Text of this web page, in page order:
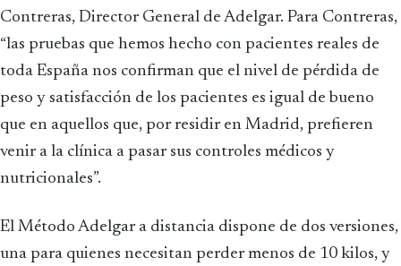
Contreras, Director General de Adelgar. Para Contreras,
“las pruebas que hemos hecho con pacientes reales de
toda España nos confirman que el nivel de pérdida de
peso y satisfacción de los pacientes es igual de bueno
que en aquellos que, por residir en Madrid, prefieren
venir a la clínica a pasar sus controles médicos y
nutricionales”.
El Método Adelgar a distancia dispone de dos versiones,
una para quienes necesitan perder menos de 10 kilos, y